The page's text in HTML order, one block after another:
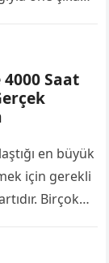
Saat
en büyük
için gerekli
Birçok